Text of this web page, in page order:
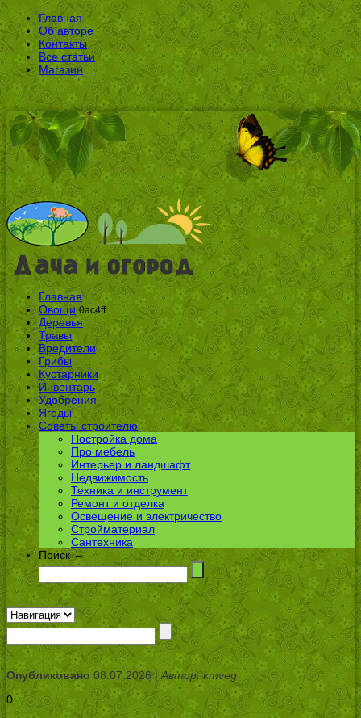
Главная
Об авторе
Контакты
Все статьи
Магазин
Главная
Овощи 0ac4ff
Деревья
Травы
Вредители
Грибы
Кустарники
Инвентарь
Удобрения
Ягоды
Советы строителю
Постройка дома
Про мебель
Интерьер и ландшафт
Недвижимость
Техника и инструмент
Ремонт и отделка
Освещение и электричество
Стройматериал
Сантехника
Поиск →
Опубликовано08.07.2026 |Автор: kmveg
0